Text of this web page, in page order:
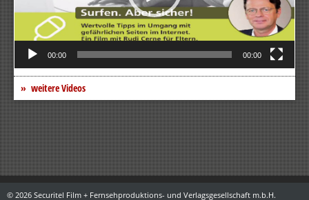
00:00 00:00
weitere Videos
© 2026 Securitel Film + Fernsehproduktions- und Verlagsgesellschaft m.b.H.